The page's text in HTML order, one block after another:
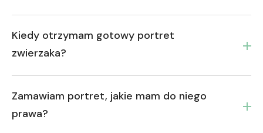
Kiedy otrzymam gotowy portret
zwierzaka?
Zamawiam portret, jakie mam do niego
prawa?